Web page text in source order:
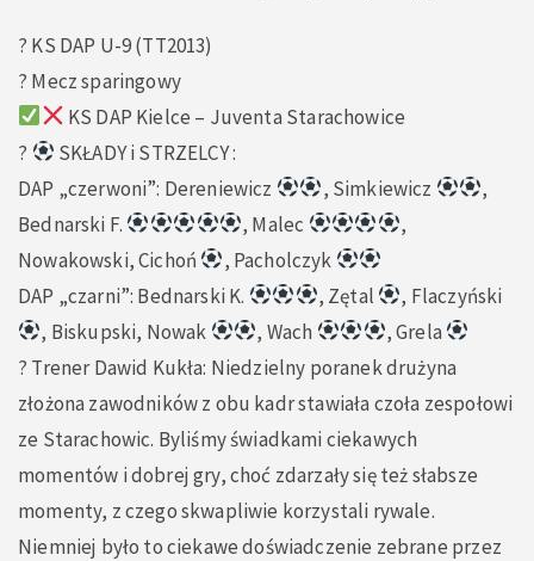
? KS DAP U-9 (TT2013)
? Mecz sparingowy
KS DAP Kielce – Juventa Starachowice
?
SKŁADY i STRZELCY :
DAP „czerwoni”: Dereniewicz
, Simkiewicz
,
Bednarski F.
, Malec
,
Nowakowski, Cichoń
, Pacholczyk
DAP „czarni”: Bednarski K.
, Zętal
, Flaczyński
, Biskupski, Nowak
, Wach
, Grela
?️ Trener Dawid Kukła: Niedzielny poranek drużyna
złożona zawodników z obu kadr stawiała czoła zespołowi
ze Starachowic. Byliśmy świadkami ciekawych
momentów i dobrej gry, choć zdarzały się też słabsze
momenty, z czego skwapliwie korzystali rywale.
Niemniej było to ciekawe doświadczenie zebrane przez